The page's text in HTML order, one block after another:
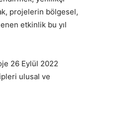
projelerin bölgesel,
etkinlik bu yıl
26 Eylül 2022
ulusal ve